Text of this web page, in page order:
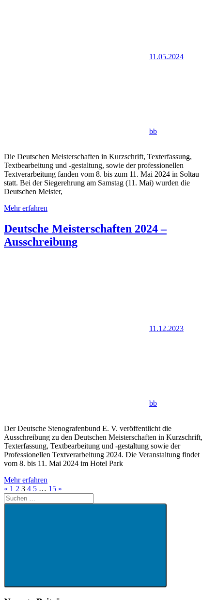
11.05.2024
bb
Die Deutschen Meisterschaften in Kurzschrift, Texterfassung,
Textbearbeitung und -gestaltung, sowie der professionellen
Textverarbeitung fanden vom 8. bis zum 11. Mai 2024 in Soltau
statt. Bei der Siegerehrung am Samstag (11. Mai) wurden die
Deutschen Meister,
Mehr erfahren
Deutsche Meisterschaften 2024 –
Ausschreibung
11.12.2023
bb
Der Deutsche Stenografenbund E. V. veröffentlicht die
Ausschreibung zu den Deutschen Meisterschaften in Kurzschrift,
Texterfassung, Textbearbeitung und -gestaltung sowie der
Professionellen Textverarbeitung 2024. Die Veranstaltung findet
vom 8. bis 11. Mai 2024 im Hotel Park
Mehr erfahren
Seitennummerierung
der
« Vorherige
Beiträge
1 2 3 4 5 … 15 Nächste
»
Suchen
nach:
Suchen